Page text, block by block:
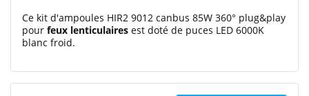
Ce kit d'ampoules HIR2 9012 canbus 85W 360° plug&play
pour feux lenticulaires est doté de puces LED 6000K
blanc froid.